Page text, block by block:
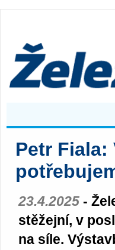
Petr
23.4.2025 -
stěžejní, v
na síle.